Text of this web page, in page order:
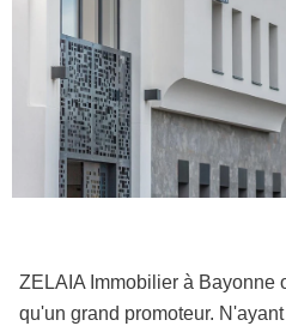
ZELAIA Immobilier à Bayonne
qu'un grand promoteur.